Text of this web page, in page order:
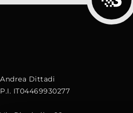
Andrea Dittadi
P.I. IT04469930277